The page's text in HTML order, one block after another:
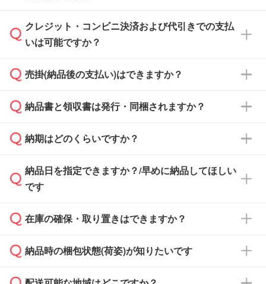
通常、翌営業日までにお送りしております。混
雑状況によっては、お時間をいただくこともご
依頼いただいた場合は、翌営業日以降のご連絡
クレジット・コンビニ決済および代引きでの支払
いは可能ですか？
銀行振込のみのご対応となります。
売掛(納品後の支払い)はできますか？
基本的には先入金をお願いしておりますが、自
どの場合は、月末締め翌月末払いに対応可能で
また、卒業・卒園記念品で対策委員会や個人様
校や幼稚園・保育園であれば、同様の条件でご
ご希望の際は担当スタッフまでお気軽にご相談
ください。
納品書と領収書は発行・同梱されますか？
納品書・領収書は ご依頼をいただいた場合の
ず、通常はPDFデータをメール添付でお送りし
ます。
たは注文フォームの『ご注文に関する備考欄』
納期はどのくらいですか？
・印刷する場合(500個程度)
ご入金、イメージ画像の校了から約2週間～2
ご入金確認後、1～2営業日で出荷いたしま
納品日を指定できますか？/早めに納品してほしい
です
ご希望の納期がある場合は、お問い合わせ・お
い。
在庫の確保・取り置きはできますか？
ご入金確認後に在庫を確保し、注文確定のご連
納品時の梱包状態(荷姿)が知りたいです